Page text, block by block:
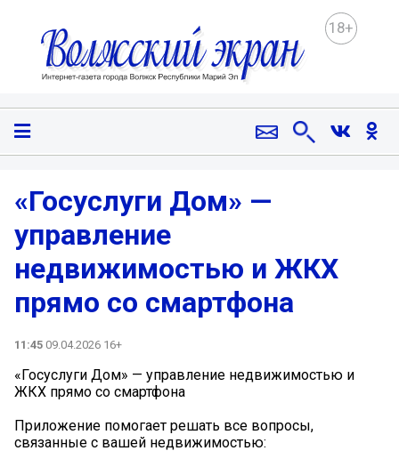
18+
«Госуслуги Дом» —
управление
недвижимостью и ЖКХ
прямо со смартфона
11:45 09.04.2026 16+
«Госуслуги Дом» — управление недвижимостью и
ЖКХ прямо со смартфона
Приложение помогает решать все вопросы,
связанные с вашей недвижимостью: